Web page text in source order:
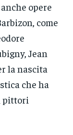
opere
come
Jean
la nascita
che ha
pittori